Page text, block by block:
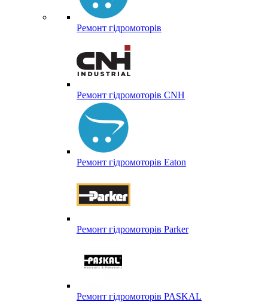
Ремонт гідромоторів
Ремонт гідромоторів CNH
Ремонт гідромоторів Eaton
Ремонт гідромоторів Parker
Ремонт гідромоторів PASKAL